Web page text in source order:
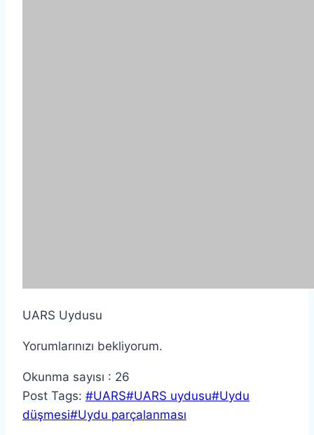
UARS Uydusu
Yorumlarınızı bekliyorum.
Okunma sayısı : 26
Post Tags: #UARS#UARS uydusu#Uydu
düşmesi#Uydu parçalanması